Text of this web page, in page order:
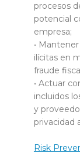
procesos
potencial
empresa;
•
ilícitas en
fraude
• Actuar
incluidos
y
privacidad
Risk